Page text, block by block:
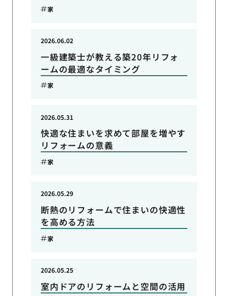
家
一級建築士が教える築20年リフォ
ームの最適なタイミング
2026.06.02
家
快適な住まいを求めて部屋を増やす
リフォームの意義
2026.05.31
家
断熱のリフォームで住まいの快適性
を高める方法
2026.05.29
家
室内ドアのリフォームと空間の活用
2026.05.25